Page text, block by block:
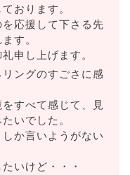
おります。
応援して下さる先
す。
申し上げます。
ングのすごさに感
すべて感じて、見
いでした。
か言いようがない
いけど・・・